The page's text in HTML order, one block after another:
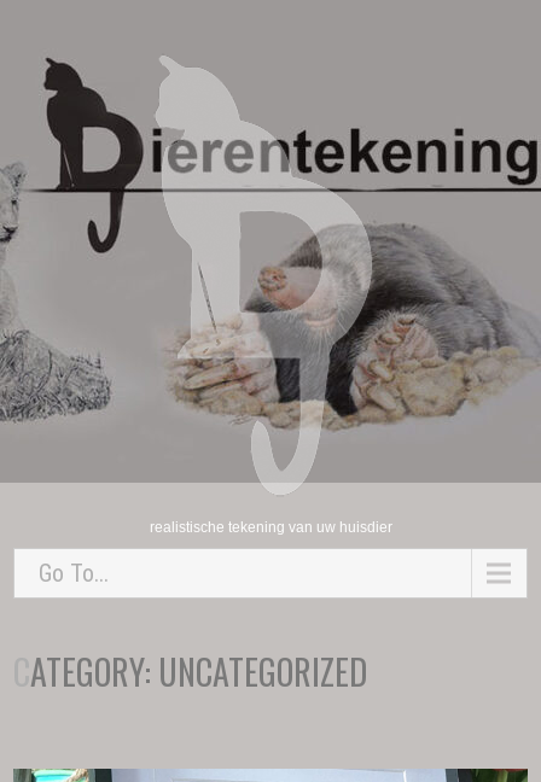
realistische tekening van uw huisdier
Go To...
CATEGORY: UNCATEGORIZED